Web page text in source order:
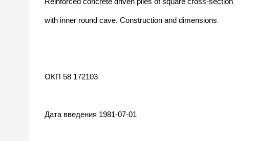
with inner round cave. Construction and dimensions
ОКП 58 172103
Дата введения 1981-07-01